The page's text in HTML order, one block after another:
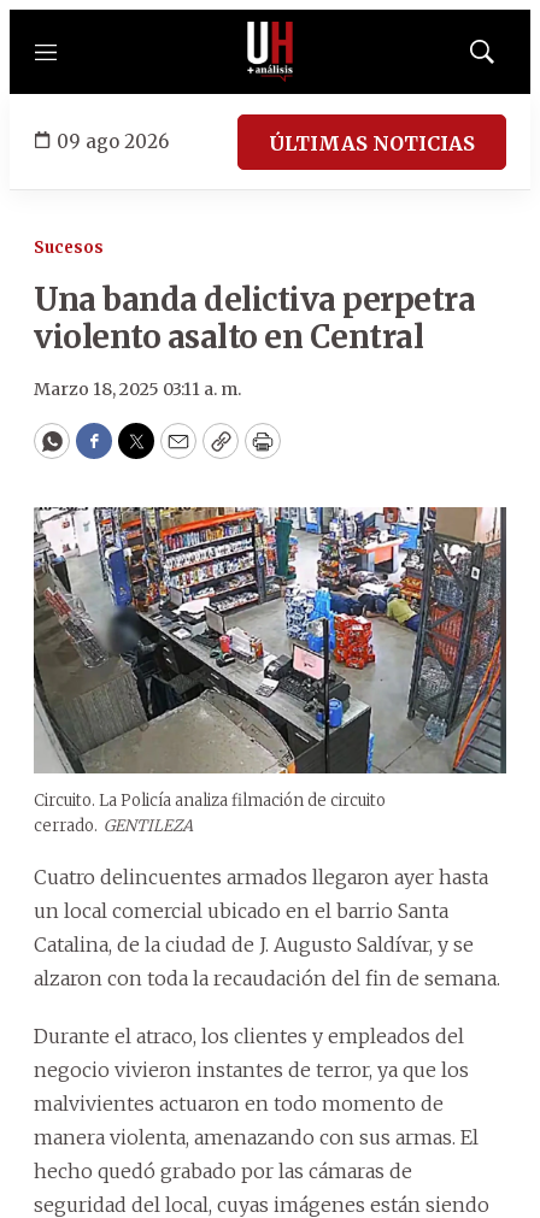
Menú
Mostrar
09 ago 2026 ÚLTIMAS NOTICIAS
Sucesos
Una banda delictiva perpetra
violento asalto en Central
Marzo 18, 2025 03:11 a. m.
WhatsApp
Facebook
Twitter
EmailCopyPrint
Circuito. La Policía analiza filmación de circuito
cerrado. GENTILEZA
Cuatro delincuentes armados llegaron ayer hasta
un local comercial ubicado en el barrio Santa
Catalina, de la ciudad de J. Augusto Saldívar, y se
alzaron con toda la recaudación del fin de semana.
Durante el atraco, los clientes y empleados del
negocio vivieron instantes de terror, ya que los
malvivientes actuaron en todo momento de
manera violenta, amenazando con sus armas. El
hecho quedó grabado por las cámaras de
seguridad del local, cuyas imágenes están siendo